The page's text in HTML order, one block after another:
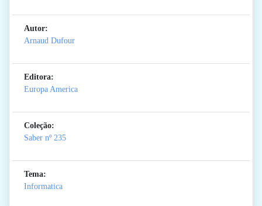
Autor:
Arnaud Dufour
Editora:
Europa America
Coleção:
Saber nº 235
Tema:
Informatica